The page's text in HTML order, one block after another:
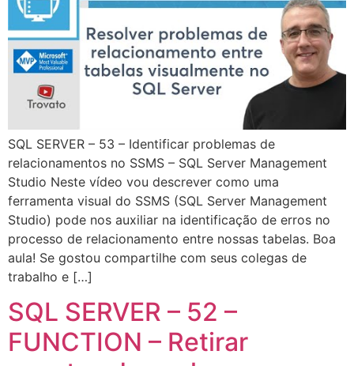
SQL SERVER – 53 – Identificar problemas de
relacionamentos no SSMS – SQL Server Management
Studio Neste vídeo vou descrever como uma
ferramenta visual do SSMS (SQL Server Management
Studio) pode nos auxiliar na identificação de erros no
processo de relacionamento entre nossas tabelas. Boa
aula! Se gostou compartilhe com seus colegas de
trabalho e […]
SQL SERVER – 52 –
FUNCTION – Retirar